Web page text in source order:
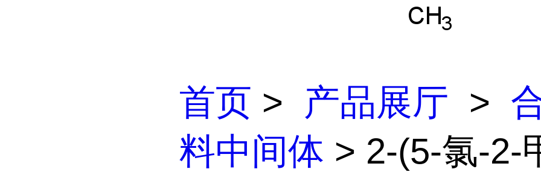
首页 > 产品展厅 >
料中间体 > 2-(5-氯-2-